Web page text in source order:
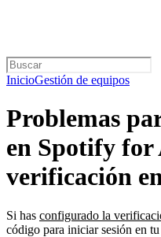
InicioGestión de equipos
Problemas
en Spotify for
verificación
Si has configurado la
código para iniciar sesión en